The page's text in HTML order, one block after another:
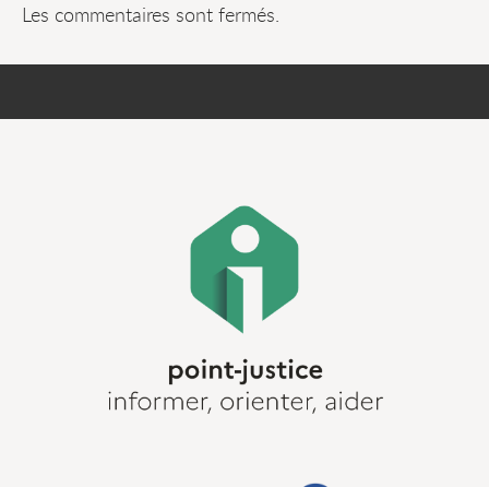
Les commentaires sont fermés.